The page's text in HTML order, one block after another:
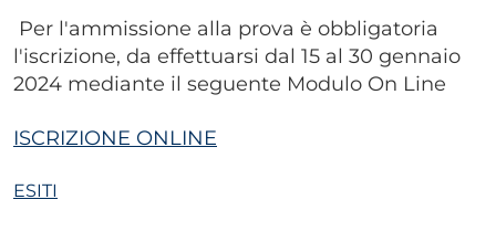
Per l'ammissione alla prova è obbligatoria
l'iscrizione, da effettuarsi dal 15 al 30 gennaio
2024 mediante il seguente Modulo On Line
ISCRIZIONE ONLINE
ESITI